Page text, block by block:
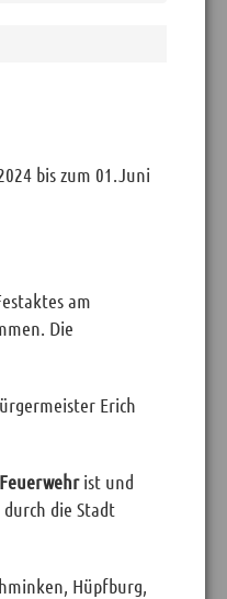
bis zum 01.Juni
am
Die
Erich
ist und
die Stadt
Hüpfburg,